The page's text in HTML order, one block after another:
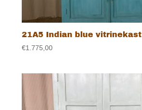
21A5 Indian blue vitrinekast
€1.775,00